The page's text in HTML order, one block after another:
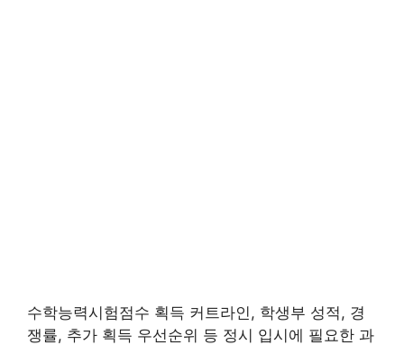
수학능력시험점수 획득 커트라인, 학생부 성적, 경
쟁률, 추가 획득 우선순위 등 정시 입시에 필요한 과